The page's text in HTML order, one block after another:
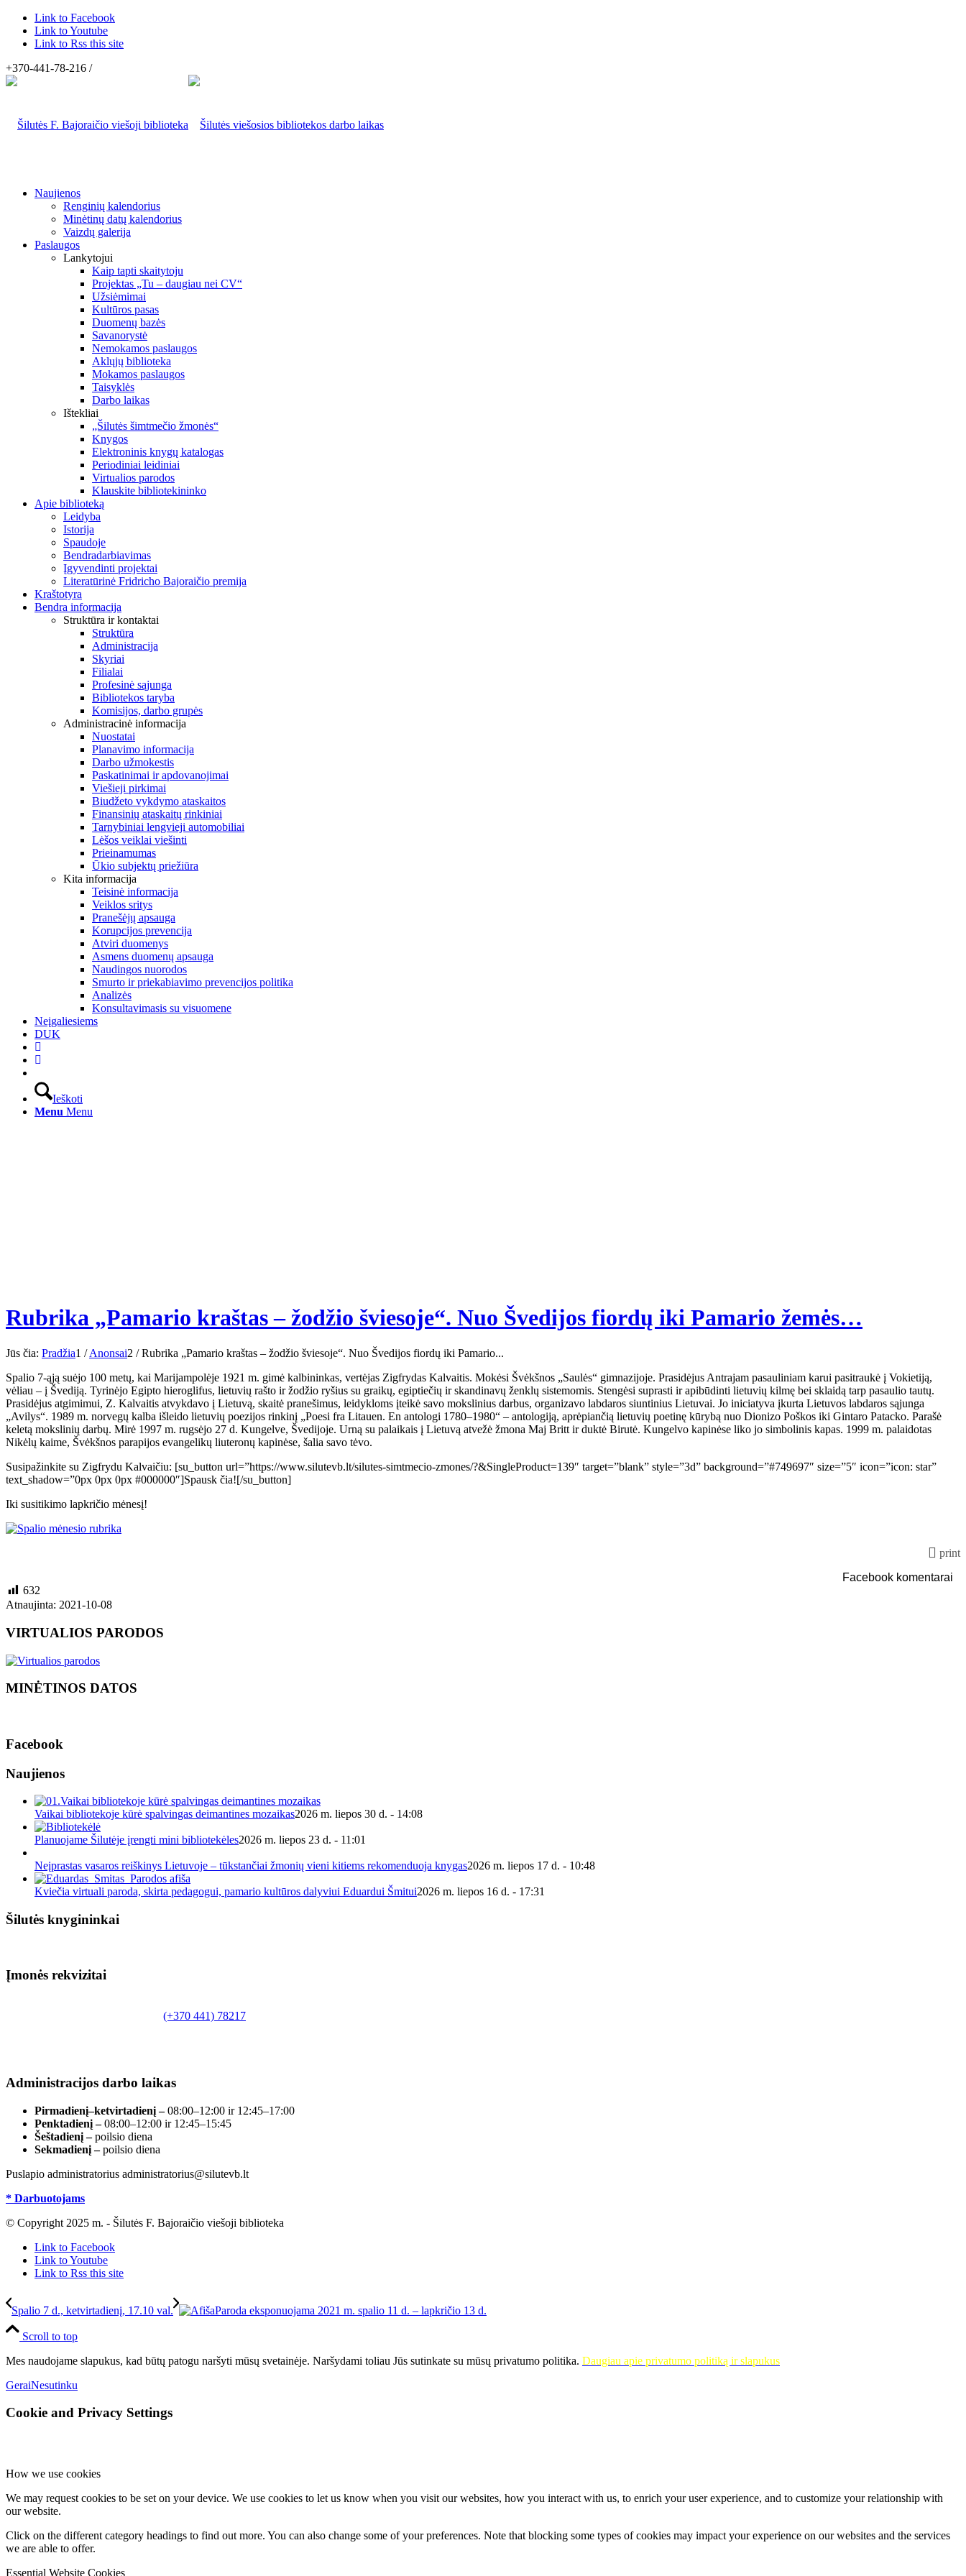
Link to Facebook
Link to Youtube
Link to Rss this site
+370-441-78-216 /
Naujienos
Renginių kalendorius
Minėtinų datų kalendorius
Vaizdų galerija
Paslaugos
Lankytojui
Kaip tapti skaitytoju
Projektas „Tu – daugiau nei CV“
Užsiėmimai
Kultūros pasas
Duomenų bazės
Savanorystė
Nemokamos paslaugos
Aklųjų biblioteka
Mokamos paslaugos
Taisyklės
Darbo laikas
Ištekliai
„Šilutės šimtmečio žmonės“
Knygos
Elektroninis knygų katalogas
Periodiniai leidiniai
Virtualios parodos
Klauskite bibliotekininko
Apie biblioteką
Leidyba
Istorija
Spaudoje
Bendradarbiavimas
Įgyvendinti projektai
Literatūrinė Fridricho Bajoraičio premija
Kraštotyra
Bendra informacija
Struktūra ir kontaktai
Struktūra
Administracija
Skyriai
Filialai
Profesinė sąjunga
Bibliotekos taryba
Komisijos, darbo grupės
Administracinė informacija
Nuostatai
Planavimo informacija
Darbo užmokestis
Paskatinimai ir apdovanojimai
Viešieji pirkimai
Biudžeto vykdymo ataskaitos
Finansinių ataskaitų rinkiniai
Tarnybiniai lengvieji automobiliai
Lėšos veiklai viešinti
Prieinamumas
Ūkio subjektų priežiūra
Kita informacija
Teisinė informacija
Veiklos sritys
Pranešėjų apsauga
Korupcijos prevencija
Atviri duomenys
Asmens duomenų apsauga
Naudingos nuorodos
Smurto ir priekabiavimo prevencijos politika
Analizės
Konsultavimasis su visuomene
Neįgaliesiems
DUK
Ieškoti
Menu Menu
Rubrika „Pamario kraštas – žodžio šviesoje“. Nuo Švedijos fiordų iki Pamario žemės…
Jūs čia: Pradžia1 / Anonsai2 / Rubrika „Pamario kraštas – žodžio šviesoje“. Nuo Švedijos fiordų iki Pamario...
Spalio 7-ąją suėjo 100 metų, kai Marijampolėje 1921 m. gimė kalbininkas, vertėjas Zigfrydas Kalvaitis. Mokėsi Švėkšnos „Saulės“ gimnazijoje. Prasidėjus Antrajam pasauliniam karui pasitraukė į Vokietiją,
vėliau – į Švediją. Tyrinėjo Egipto hieroglifus, lietuvių rašto ir žodžio ryšius su graikų, egiptiečių ir skandinavų ženklų sistemomis. Stengėsi suprasti ir apibūdinti lietuvių kilmę bei sklaidą tarp pasaulio tautų.
Prasidėjus atgimimui, Z. Kalvaitis atvykdavo į Lietuvą, skaitė pranešimus, leidykloms įteikė savo mokslinius darbus, organizavo labdaros siuntinius Lietuvai. Jo iniciatyva įkurta Lietuvos labdaros sąjunga
„Avilys“. 1989 m. norvegų kalba išleido lietuvių poezijos rinkinį „Poesi fra Litauen. En antologi 1780–1980“ – antologiją, aprėpiančią lietuvių poetinę kūrybą nuo Dionizo Poškos iki Gintaro Patacko. Parašė
keletą mokslinių darbų. Mirė 1997 m. rugsėjo 27 d. Kungelve, Švedijoje. Urną su palaikais į Lietuvą atvežė žmona Maj Britt ir duktė Birutė. Kungelvo kapinėse liko jo simbolinis kapas. 1999 m. palaidotas
Nikėlų kaime, Švėkšnos parapijos evangelikų liuteronų kapinėse, šalia savo tėvo.
Susipažinkite su Zigfrydu Kalvaičiu: [su_button url=”https://www.silutevb.lt/silutes-simtmecio-zmones/?&SingleProduct=139″ target=”blank” style=”3d” background=”#749697″ size=”5″ icon=”icon: star”
text_shadow=”0px 0px 0px #000000″]Spausk čia![/su_button]
Iki susitikimo lapkričio mėnesį!
print
Facebook komentarai
632
Atnaujinta: 2021-10-08
VIRTUALIOS PARODOS
MINĖTINOS DATOS
Facebook
Naujienos
Vaikai bibliotekoje kūrė spalvingas deimantines mozaikas2026 m. liepos 30 d. - 14:08
Planuojame Šilutėje įrengti mini bibliotekėles2026 m. liepos 23 d. - 11:01
Neįprastas vasaros reiškinys Lietuvoje – tūkstančiai žmonių vieni kitiems rekomenduoja knygas2026 m. liepos 17 d. - 10:48
Kviečia virtuali paroda, skirta pedagogui, pamario kultūros dalyviui Eduardui Šmitui2026 m. liepos 16 d. - 17:31
Šilutės knygininkai
Įmonės rekvizitai
(+370 441) 78217
Administracijos darbo laikas
Pirmadienį–ketvirtadienį –08:00–12:00 ir 12:45–17:00
Penktadienį –08:00–12:00 ir 12:45–15:45
Šeštadienį –poilsio diena
Sekmadienį –poilsio diena
Puslapio administratorius administratorius@silutevb.lt
* Darbuotojams
© Copyright 2025 m. - Šilutės F. Bajoraičio viešoji biblioteka
Link to Facebook
Link to Youtube
Link to Rss this site
Spalio 7 d., ketvirtadienį, 17.10 val. Paroda eksponuojama 2021 m. spalio 11 d. – lapkričio 13 d.
Scroll to top
Mes naudojame slapukus, kad būtų patogu naršyti mūsų svetainėje. Naršydami toliau Jūs sutinkate su mūsų privatumo politika. Daugiau apie privatumo politiką ir slapukus
GeraiNesutinku
Cookie and Privacy Settings
How we use cookies
We may request cookies to be set on your device. We use cookies to let us know when you visit our websites, how you interact with us, to enrich your user experience, and to customize your relationship with
our website.
Click on the different category headings to find out more. You can also change some of your preferences. Note that blocking some types of cookies may impact your experience on our websites and the services
we are able to offer.
Essential Website Cookies